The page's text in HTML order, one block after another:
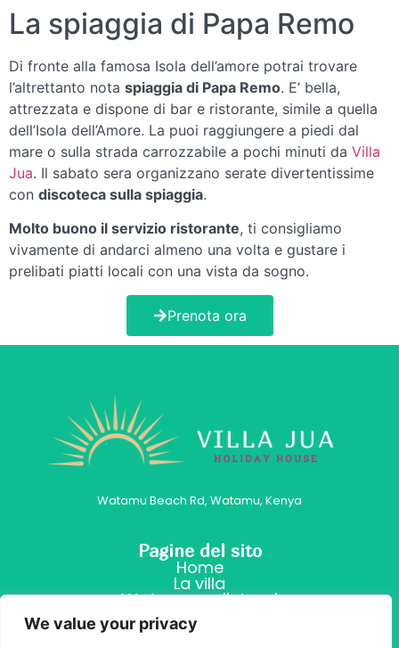
We value your privacy
La spiaggia di Papa Remo
Di fronte alla famosa Isola dell’amore potrai trovare
l’altrettanto nota spiaggia di Papa Remo. E’ bella,
attrezzata e dispone di bar e ristorante, simile a quella
dell’Isola dell’Amore. La puoi raggiungere a piedi dal
mare o sulla strada carrozzabile a pochi minuti da Villa
Jua. Il sabato sera organizzano serate divertentissime
con discoteca sulla spiaggia.
Molto buono il servizio ristorante, ti consigliamo
vivamente di andarci almeno una volta e gustare i
prelibati piatti locali con una vista da sogno.
Prenota ora
Watamu Beach Rd, Watamu, Kenya
Pagine del sito
Home
La villa
Watamu e dintorni
Contatti